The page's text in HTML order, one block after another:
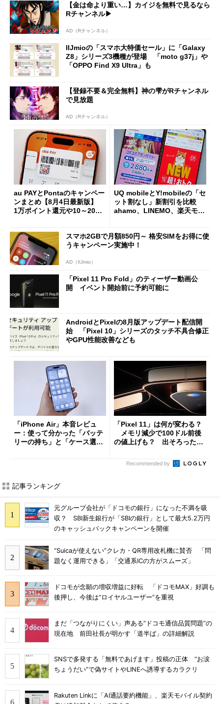
【金は命より重い…】カイジを無料で見るなら
Rチャンネル▶︎
AD（Rチャンネル）
IIJmioの「スマホ大特価セール」に「Galaxy
Z8」シリーズ3機種が登場 「moto g37j」や
「OPPO Find X9 Ultra」も
【登録不要＆完全無料】神の雫がRチャンネル
で見放題
AD（Rチャンネル）
au PAYとPontaのキャンペー
ンまとめ【8月4日最新版】
1万ポイント還元や10～20％
UQ mobileとY!mobileの「セ
ット割なし」新割引を比較
ahamo、LINEMO、楽天モバ
スマホ2GBで月額850円～ 格安SIMをお得に使
うキャンペーン実施中！
AD（IIJmio）
「Pixel 11 Pro Fold」のティーザー動画公
開 イベント開始前に予約可能に
AndroidとPixelの8月版アップデート配信開
始 「Pixel 10」シリーズのタッチ不具合修正
やGPU性能改善なども
「iPhone Air」本音レビュ
ー：使って分かった「バッテ
リーの持ち」と「ケース選
「Pixel 11」は何が変わる？
メモリ減少で100ドル前後
の値上げも？ 出そろったう
Recommended by
記事ランキング
元グループ会社が「ドコモの銀行」になった不満を吸
収？ SBI新生銀行が「SBIの銀行」として最大5.2万円
のキャッシュバックキャンペーンを開催
“Suicaが使えない”クレカ・QR専用改札機に賛否 「問
題なく運用できる」「交通系ICの方がスムーズ」
ドコモが念願の増収増益に好転 「ドコモMAX」好調も
後押し、今後は“ロイヤルユーザー”を重視
まだ「つながりにくい」声ある“ドコモ通信品質問題”の
現在地 前田社長が明かす「道半ば」の詳細解説
SNSで多発する「無料であげます」投稿の正体 “お涙
ちょうだい”で偽サイトやLINEへ誘導するカラクリ
Rakuten Linkに「AI通話要約機能」、楽天モバイル契約